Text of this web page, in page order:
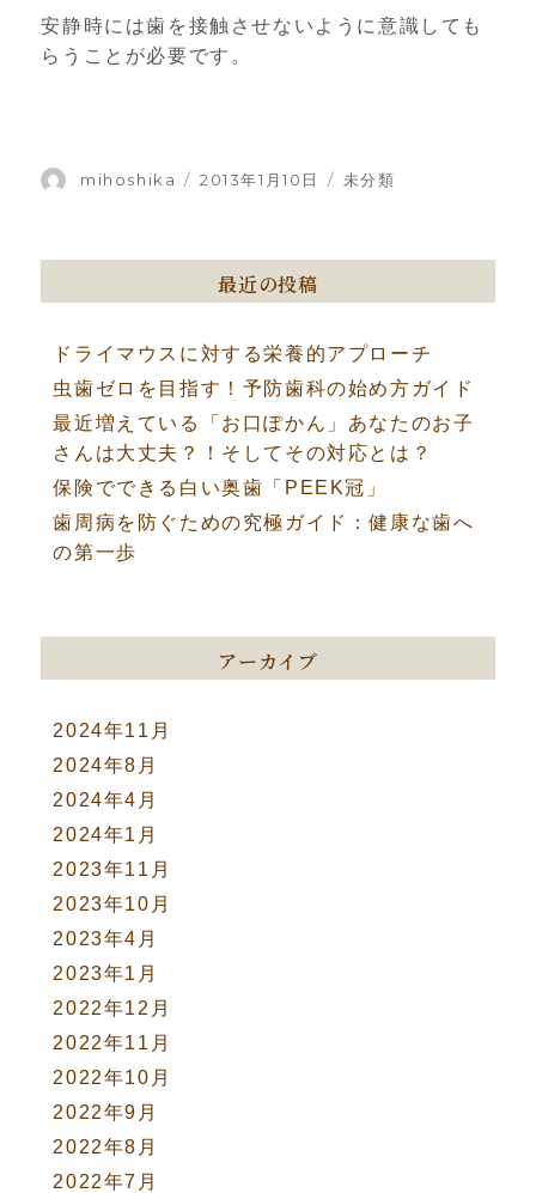
安静時には歯を接触させないように意識しても
らうことが必要です。
投
mihoshika
投
2013年1月10日
カ
未分類
最近の投稿
ドライマウスに対する栄養的アプローチ
虫歯ゼロを目指す！予防歯科の始め方ガイド
最近増えている「お口ぽかん」あなたのお子
さんは大丈夫？！そしてその対応とは？
保険でできる白い奥歯「PEEK冠」
歯周病を防ぐための究極ガイド：健康な歯へ
の第一歩
アーカイブ
2024年11月
2024年8月
2024年4月
2024年1月
2023年11月
2023年10月
2023年4月
2023年1月
2022年12月
2022年11月
2022年10月
2022年9月
2022年8月
2022年7月